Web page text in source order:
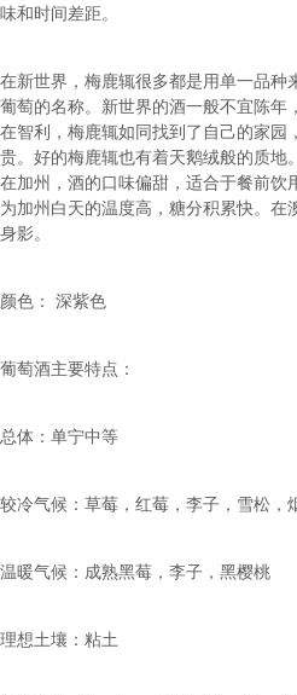
味和时间差距。
在新世界，梅鹿辄很多都是用单一品种
葡萄的名称。新世界的酒一般不宜陈年
在智利，梅鹿辄如同找到了自己的家园
贵。好的梅鹿辄也有着天鹅绒般的质地
在加州，酒的口味偏甜，适合于餐前
为加州白天的温度高，糖分积累快。在
身影。
颜色： 深紫色
葡萄酒主要特点：
总体：单宁中等
较冷气候：草莓，红莓，李子，雪松，
温暖气候：成熟黑莓，李子，黑樱桃
理想土壤：粘土